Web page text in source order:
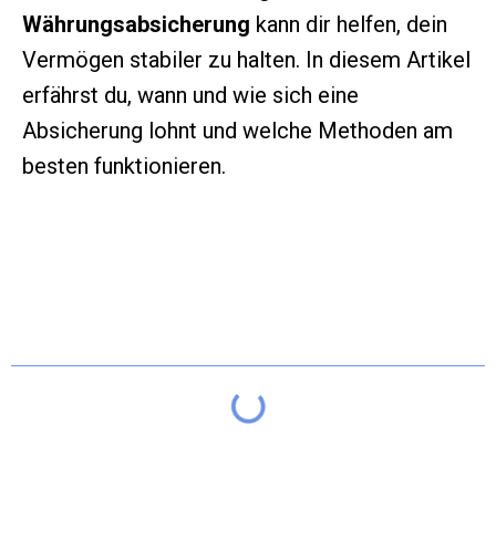
Währungsabsicherung kann dir helfen, dein
Vermögen stabiler zu halten. In diesem Artikel
erfährst du, wann und wie sich eine
Absicherung lohnt und welche Methoden am
besten funktionieren.